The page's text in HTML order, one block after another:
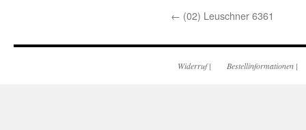
← (02) Leuschner 6361
Widerruf| Bestellinformationen |